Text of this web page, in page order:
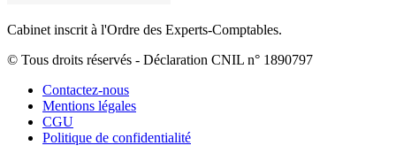
Cabinet inscrit à l'Ordre des Experts-Comptables.
© Tous droits réservés - Déclaration CNIL n° 1890797
Contactez-nous
Mentions légales
CGU
Politique de confidentialité